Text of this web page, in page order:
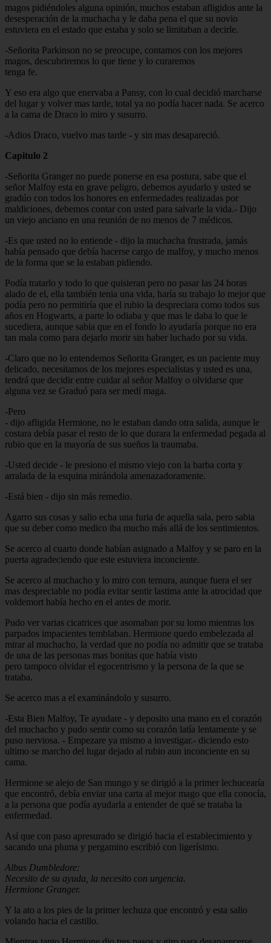
magos pidiéndoles alguna opinión, muchos estaban afligidos ante la
desesperación de la muchacha y le daba pena el que su novio
estuviera en el estado que estaba y solo se limitaban a decirle.
-Señorita Parkinson no se preocupe, contamos con los mejores
magos, descubriremos lo que tiene y lo curaremos
tenga fe.
Y eso era algo que enervaba a Pansy, con lo cual decidió marcharse
del lugar y volver mas tarde, total ya no podía hacer nada. Se acerco
a la cama de Draco lo miro y susurro.
-Adios Draco, vuelvo mas tarde - y sin mas desapareció.
Capitulo 2
-Señorita Granger no puede ponerse en esa postura, sabe que el
señor Malfoy esta en grave peligro, debemos ayudarlo y usted se
gradúo con todos los honores en enfermedades realizadas por
maldiciones, debemos contar con usted para salvarle la vida.- Dijo
un viejo anciano en una reunión de no menos de 7 médicos.
-Es que usted no lo entiende - dijo la muchacha frustrada, jamás
había pensado que debía hacerse cargo de malfoy, y mucho menos
de la forma que se la estaban pidiendo.
Podía tratarlo y todo lo que quisieran pero no pasar las 24 horas
alado de el, ella también tenia una vida, haría su trabajo lo mejor que
podía pero no permitiría que el rubio la despreciara como todos sus
años en Hogwarts, a parte lo odiaba y que mas le daba lo que le
sucediera, aunque sabia que en el fondo lo ayudaría porque no era
tan mala como para dejarlo morir sin haber luchado por su vida.
-Claro que no lo entendemos Señorita Granger, es un paciente muy
delicado, necesitamos de los mejores especialistas y usted es una,
tendrá que decidir entre cuidar al señor Malfoy o olvidarse que
alguna vez se Graduó para ser medí maga.
-Pero
- dijo afligida Hermione, no le estaban dando otra salida, aunque le
costara debía pasar el resto de lo que durara la enfermedad pegada al
rubio que en la mayoría de sus sueños la traumaba.
-Usted decide - le presiono el mismo viejo con la barba corta y
arralada de la esquina mirándola amenazadoramente.
-Está bien - dijo sin más remedio.
Agarro sus cosas y salio echa una furia de aquella sala, pero sabia
que su deber como medico iba mucho más allá de los sentimientos.
Se acerco al cuarto donde habían asignado a Malfoy y se paro en la
puerta agradeciendo que este estuviera inconciente.
Se acerco al muchacho y lo miro con ternura, aunque fuera el ser
mas despreciable no podía evitar sentir lastima ante la atrocidad que
voldemort había hecho en el antes de morir.
Pudo ver varias cicatrices que asomaban por su lomo mientras los
parpados impacientes temblaban. Hermione quedo embelezada al
mirar al muchacho, la verdad que no podía no admitir que se trataba
de una de las personas mas bonitas que había visto
pero tampoco olvidar el egocentrismo y la persona de la que se
trataba.
Se acerco mas a el examinándolo y susurro.
-Esta Bien Malfoy, Te ayudare - y deposito una mano en el corazón
del muchacho y pudo sentir como su corazón latía lentamente y se
puso nerviosa. - Empezare ya mismo a investigar.- diciendo esto
ultimo se marcho del lugar dejado al rubio aun inconciente en su
cama.
Hermione se alejo de San mungo y se dirigió a la primer lechucearía
que encontró, debía enviar una carta al mejor mago que ella conocía,
a la persona que podía ayudarla a entender de qué se trataba la
enfermedad.
Así que con paso apresurado se dirigió hacia el establecimiento y
sacando una pluma y pergamino escribió con ligerísimo.
Albus Dumbledore:
Necesito de su ayuda, la necesito con urgencia.
Hermione Granger.
Y la ato a los pies de la primer lechuza que encontró y esta salio
volando hacia el castillo.